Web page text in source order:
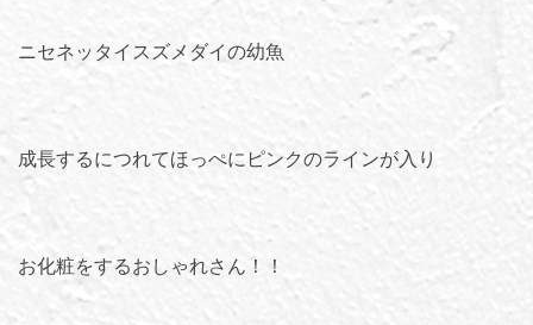
ニセネッタイスズメダイの幼魚
成長するにつれてほっぺにピンクのラインが入り
お化粧をするおしゃれさん！！